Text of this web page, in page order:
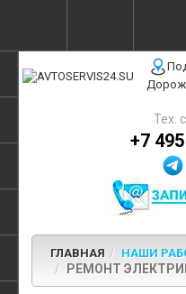
Тех.
+7
ГЛАВНАЯ НАШИ
РЕМОНТ